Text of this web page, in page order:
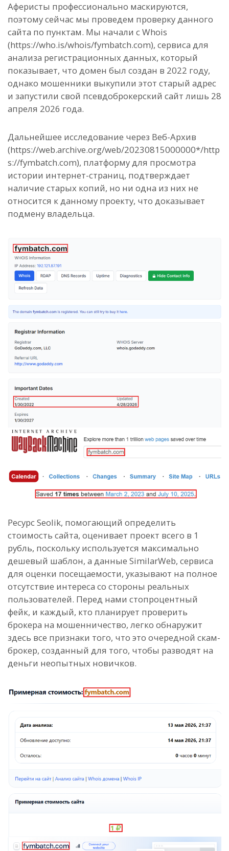
Аферисты профессионально маскируются,
поэтому сейчас мы проведем проверку данного
сайта по пунктам. Мы начали с Whois
(https://who.is/whois/fymbatch.com), сервиса для
анализа регистрационных данных, который
показывает, что домен был создан в 2022 году,
однако мошенники выкупили этот старый адрес
и запустили свой псевдоброкерский сайт лишь 28
апреля 2026 года.
Дальнейшее исследование через Веб-Архив
(https://web.archive.org/web/20230815000000*/http
s://fymbatch.com), платформу для просмотра
истории интернет-страниц, подтверждает
наличие старых копий, но ни одна из них не
относится к данному проекту, что доказывает
подмену владельца.
Ресурс Seolik, помогающий определить
стоимость сайта, оценивает проект всего в 1
рубль, поскольку используется максимально
дешевый шаблон, а данные SimilarWeb, сервиса
для оценки посещаемости, указывают на полное
отсутствие интереса со стороны реальных
пользователей. Перед нами стопроцентный
фейк, и каждый, кто планирует проверить
брокера на мошенничество, легко обнаружит
здесь все признаки того, что это очередной скам-
брокер, созданный для того, чтобы разводят на
деньги неопытных новичков.